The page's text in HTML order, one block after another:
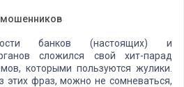
банков (настоящих) и
сложился свой хит-парад
которыми пользуются жулики.
этих фраз, можно не сомневаться,